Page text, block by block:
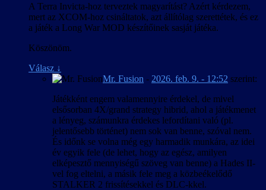
A Terra Invicta-hoz terveztek magyarítást? Azért kérdezem,
mert az XCOM-hoz csináltatok, azt állítólag szerettétek, és ez
a játék a Long War MOD készítőinek sasját játéka.
Köszönöm.
Válasz ↓
Mr. Fusion - 2026. feb. 9. - 12:52 szerint:
Játékként engem valamennyire érdekel, de mivel
elsősorban 4X/grand strategy hibrid, ahol a játékmenet
a lényeg, számunkra érdekes lefordítani való (pl.
jelentősebb történet) nem sok van benne, szóval nem.
És időnk se volna még egy harmadik munkára, az idei
év egyik fele (de lehet, hogy az egész, amilyen
elképesztő mennyiségű szöveg van benne) a Hades II-
vel fog eltelni, a másik fele meg a közbeékelődő
STALKER 2 frissítésekkel és DLC-kkel.